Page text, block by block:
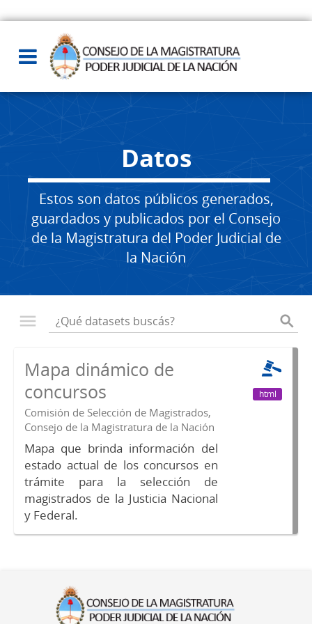
Datos
Estos son datos públicos generados,
guardados y publicados por el Consejo
de la Magistratura del Poder Judicial de
la Nación
Mapa dinámico de
concursos
Comisión de Selección de Magistrados,
Consejo de la Magistratura de la Nación
Mapa que brinda información del
estado actual de los concursos en
trámite para la selección de
magistrados de la Justicia Nacional
y Federal.
html